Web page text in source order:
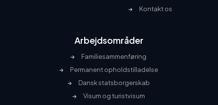
Kontakt os
Arbejdsområder
Familiesammenføring
Permanent opholdstilladelse
Dansk statsborgerskab
Visum og turistvisum